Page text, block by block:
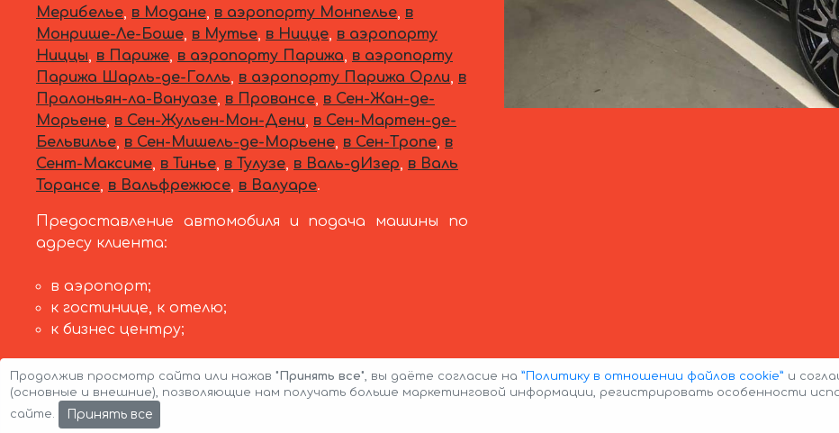
Мерибелье, в Модане, в аэропорту Монпелье, в
Монрише-Ле-Боше, в Мутье, в Ницце, в аэропорту
Ниццы, в Париже, в аэропорту Парижа, в аэропорту
Парижа Шарль-де-Голль, в аэропорту Парижа Орли, в
Пралоньян-ла-Вануазе, в Провансе, в Сен-Жан-де-
Морьене, в Сен-Жульен-Мон-Дени, в Сен-Мартен-де-
Бельвилье, в Сен-Мишель-де-Морьене, в Сен-Тропе, в
Сент-Максиме, в Тинье, в Тулузе, в Валь-дИзер, в Валь
Торансе, в Вальфрежюсе, в Валуаре.
Предоставление автомобиля и подача машины по
адресу клиента:
в аэропорт;
к гостинице, к отелю;
к бизнес центру;
Авторские права © 2026 Авто-Аренда
Продолжив просмотр сайта или нажав "Принять все", вы даёте согласие на ”Политику в отношении файлов cookie” и
(основные и внешние), позволяющие нам получать больше маркетинговой информации, регистрировать особенности
сайте.
Принять все